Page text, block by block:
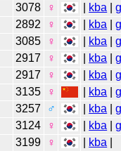
3078 ♀ kba |
2892 ♀ kba |
3085 ♀ kba |
2917 ♀ kba |
2917 ♀ kba |
3135 ♀ kba |
3257 ♂ kba |
3124 ♀ kba |
3199 ♀ kba